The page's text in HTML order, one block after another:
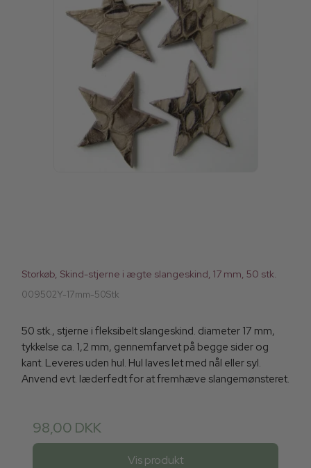
Storkøb, Skind-stjerne i ægte slangeskind, 17 mm, 50 stk.
009502Y-17mm-50Stk
50 stk., stjerne i fleksibelt slangeskind. diameter 17 mm,
tykkelse ca. 1,2 mm, gennemfarvet på begge sider og
kant. Leveres uden hul. Hul laves let med nål eller syl.
Anvend evt. læderfedt for at fremhæve slangemønsteret.
98,00 DKK
Vis produkt